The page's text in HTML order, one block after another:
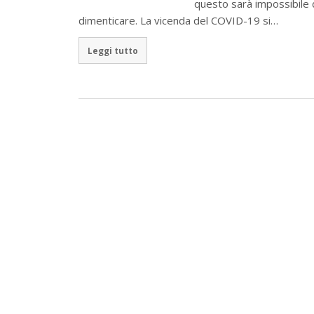
questo sarà impossibile
dimenticare. La vicenda del COVID-19 si…
Leggi tutto